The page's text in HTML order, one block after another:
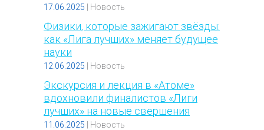
17.06.2025 Новость
Физики, которые зажигают звёзды:
как «Лига лучших» меняет будущее
науки
12.06.2025 Новость
Экскурсия и лекция в «Атоме»
вдохновили финалистов «Лиги
лучших» на новые свершения
11.06.2025 Новость